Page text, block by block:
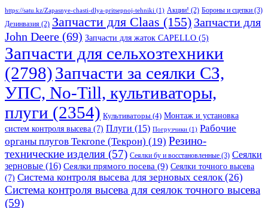
https://satu.kz/Zapasnye-chasti-dlya-pritsepnoj-tehniki (1) Акции! (2) Бороны и сцепки (3)
Дезинвазия (2) Запчасти для Claas (155) Запчасти для
John Deere (69) Запчасти для жаток CAPELLO (5)
Запчасти для сельхозтехники
(2798)Запчасти за сеялки СЗ,
УПС, No-Till, культиваторы,
плуги (2354) Культиваторы (4) Монтаж и установка
систем контроля высева (7) Плуги (15) Погрузчики (1) Рабочие
органы плугов Текrоne (Текрон) (19) Резино-
технические изделия (57) Сеялки бу и восстановленные (3) Сеялки
зерновые (16) Сеялки прямого посева (9) Сеялки точного высева
(7) Система контроля высева для зерновых сеялок (26)
Система контроля высева для сеялок точного высева
(59)